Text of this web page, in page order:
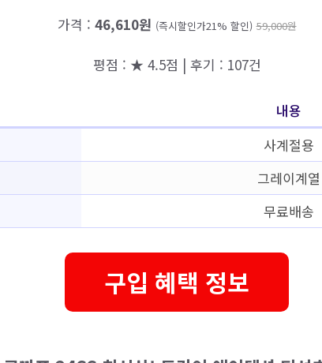
가격 : 46,610원 (즉시할인가21% 할인) 59,000원
평점 : ★ 4.5점 | 후기 : 107건
내용
사계절용
그레이계열
무료배송
구입 혜택 정보